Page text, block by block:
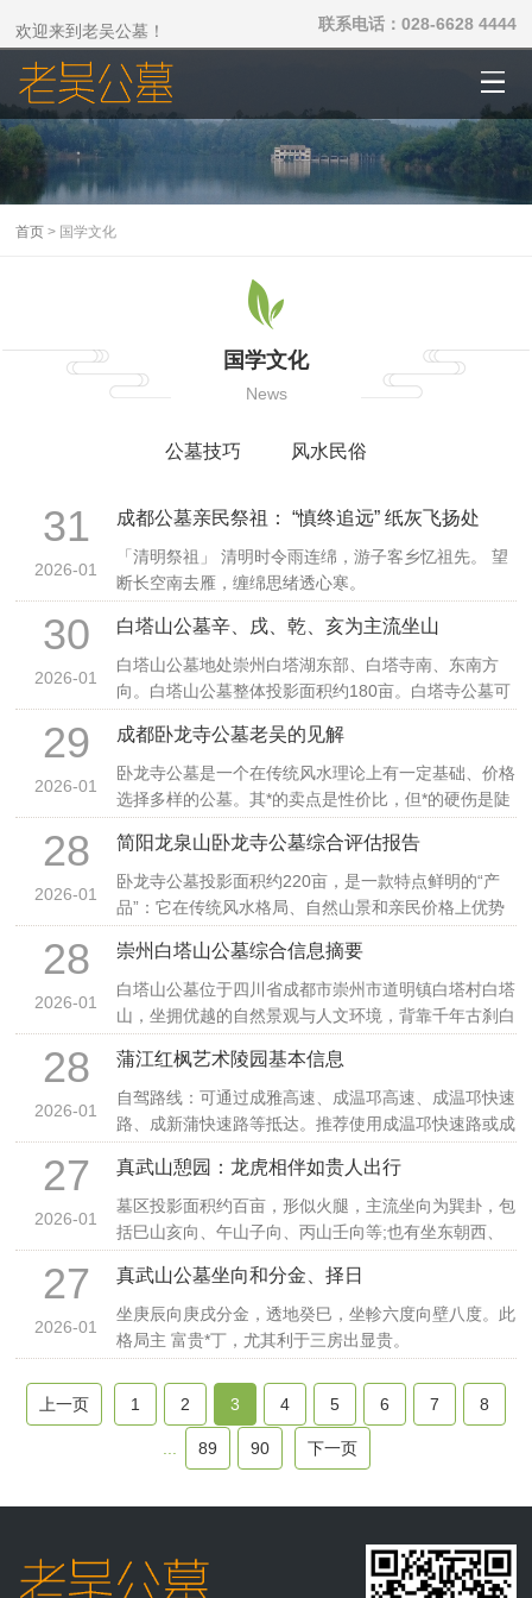
欢迎来到老吴公墓！ 联系电话：028-6628 4444
首页 > 国学文化
国学文化
News
公墓技巧 风水民俗
31
2026-01
成都公墓亲民祭祖： “慎终追远” 纸灰飞扬处
「清明祭祖」 清明时令雨连绵，游子客乡忆祖先。 望
断长空南去雁，缠绵思绪透心寒。
30
2026-01
白塔山公墓辛、戌、乾、亥为主流坐山
白塔山公墓地处崇州白塔湖东部、白塔寺南、东南方
向。白塔山公墓整体投影面积约180亩。白塔寺公墓可
29
2026-01
成都卧龙寺公墓老吴的见解
卧龙寺公墓是一个在传统风水理论上有一定基础、价格
选择多样的公墓。其*的卖点是性价比，但*的硬伤是陡
28
2026-01
简阳龙泉山卧龙寺公墓综合评估报告
卧龙寺公墓投影面积约220亩，是一款特点鲜明的“产
品”：它在传统风水格局、自然山景和亲民价格上优势
28
2026-01
崇州白塔山公墓综合信息摘要
白塔山公墓位于四川省成都市崇州市道明镇白塔村白塔
山，坐拥优越的自然景观与人文环境，背靠千年古刹白
28
2026-01
蒲江红枫艺术陵园基本信息
自驾路线：可通过成雅高速、成温邛高速、成温邛快速
路、成新蒲快速路等抵达。推荐使用成温邛快速路或成
27
2026-01
真武山憩园：龙虎相伴如贵人出行
墓区投影面积约百亩，形似火腿，主流坐向为巽卦，包
括巳山亥向、午山子向、丙山壬向等;也有坐东朝西、
27
2026-01
真武山公墓坐向和分金、择日
坐庚辰向庚戌分金，透地癸巳，坐軫六度向壁八度。此
格局主 富贵*丁，尤其利于三房出显贵。
上一页 1 2 3 4 5 6 7 8
... 89 90 下一页